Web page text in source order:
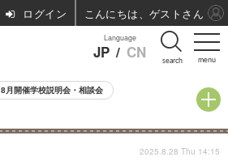
menu
Language
JP / CN search
8月開催学校説明会・相談会
2025.8.28 Thu 14:15
ログイン こんにちは、ゲストさん